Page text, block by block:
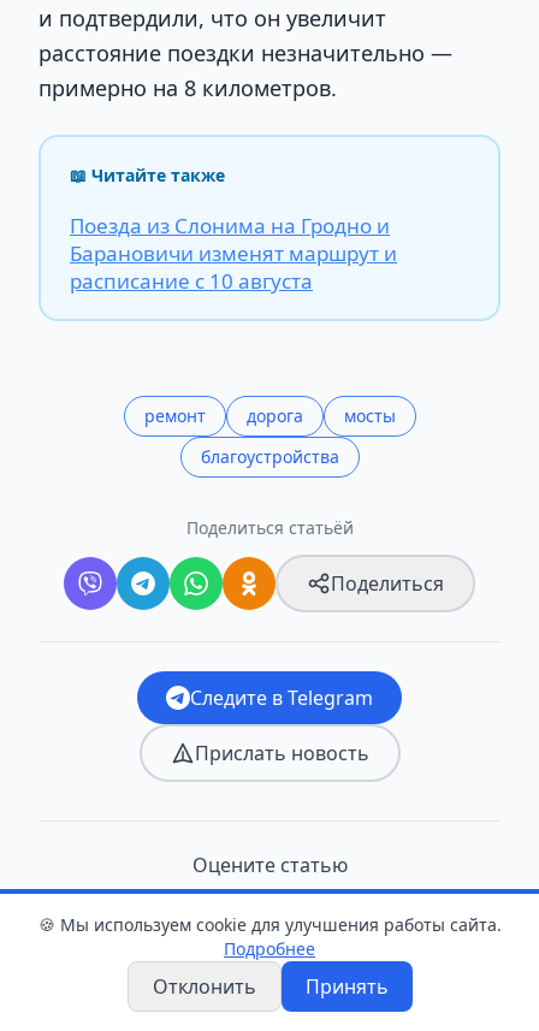
и подтвердили, что он увеличит
расстояние поездки незначительно —
примерно на 8 километров.
📖 Читайте также
Поезда из Слонима на Гродно и
Барановичи изменят маршрут и
расписание с 10 августа
ремонт дорога
мосты
благоустройства
Поделиться статьёй
Поделиться
Следите в Telegram
Прислать новость
Оцените статью
👍 ❤️ 😂 😮 😢
🍪 Мы используем cookie для улучшения работы сайта.
Подробнее
Отклонить Принять